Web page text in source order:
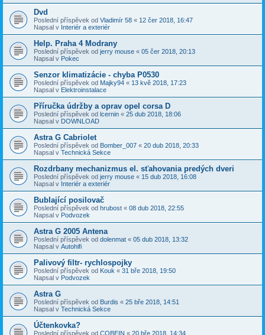
Dvd
Poslední příspěvek od Vladimír 58 « 12 čer 2018, 16:47
Napsal v Interiér a exteriér
Help. Praha 4 Modrany
Poslední příspěvek od jerry mouse « 05 čer 2018, 20:13
Napsal v Pokec
Senzor klimatizácie - chyba P0530
Poslední příspěvek od Majky94 « 13 kvě 2018, 17:23
Napsal v Elektroinstalace
Příručka údržby a oprav opel corsa D
Poslední příspěvek od lcernin « 25 dub 2018, 18:06
Napsal v DOWNLOAD
Astra G Cabriolet
Poslední příspěvek od Bomber_007 « 20 dub 2018, 20:33
Napsal v Technická Sekce
Rozdrbany mechanizmus el. sťahovania predých dveri
Poslední příspěvek od jerry mouse « 15 dub 2018, 16:08
Napsal v Interiér a exteriér
Bublající posilovač
Poslední příspěvek od hrubost « 08 dub 2018, 22:55
Napsal v Podvozek
Astra G 2005 Antena
Poslední příspěvek od dolenmat « 05 dub 2018, 13:32
Napsal v Autohifi
Palivový filtr- rychlospojky
Poslední příspěvek od Kouk « 31 bře 2018, 19:50
Napsal v Podvozek
Astra G
Poslední příspěvek od Burdis « 25 bře 2018, 14:51
Napsal v Technická Sekce
Účtenkovka?
Poslední příspěvek od COBEIN « 20 bře 2018, 14:34